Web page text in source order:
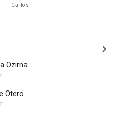
Carlos
Ozirna
Otero